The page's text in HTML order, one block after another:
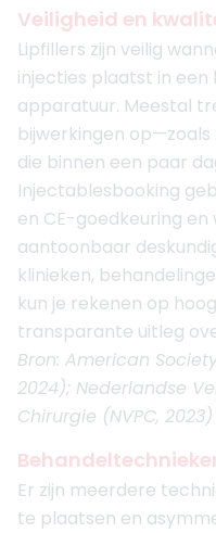
Veiligheid en
Lipfillers zijn veilig
injecties plaatst in
apparatuur. Meestal
bijwerkingen
die binnen een paar
Injectablesbooking
en CE-goedkeuring
aantoonbaar
klinieken,
kun je rekenen op
transparante uitleg
Bron: American
2024); Nederlandse
Chirurgie (NVPC, 2023)
Er zijn meerdere
te plaatsen en